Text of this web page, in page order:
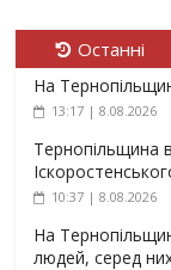
Останні
На
13:17 | 8.08.2026
Тернопільщина
10:37 | 8.08.2026
На
людей, серед